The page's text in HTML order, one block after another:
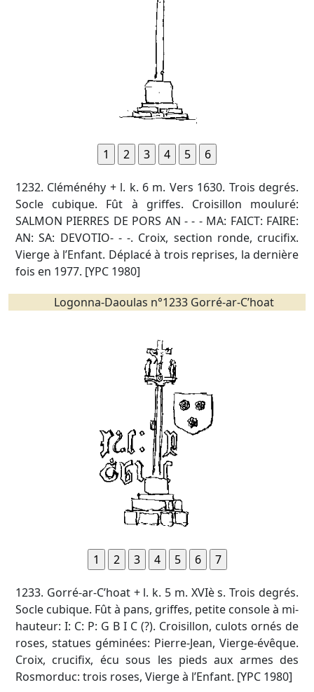
1232. Cléménéhy + l. k. 6 m. Vers 1630. Trois degrés.
Socle cubique. Fût à griffes. Croisillon mouluré:
SALMON PIERRES DE PORS AN - - - MA: FAICT: FAIRE:
AN: SA: DEVOTIO- - -. Croix, section ronde, crucifix.
Vierge à l’Enfant. Déplacé à trois reprises, la dernière
fois en 1977. [YPC 1980]
Logonna-Daoulas n°1233 Gorré-ar-C’hoat
1233. Gorré-ar-C’hoat + l. k. 5 m. XVIè s. Trois degrés.
Socle cubique. Fût à pans, griffes, petite console à mi-
hauteur: I: C: P: G B I C (?). Croisillon, culots ornés de
roses, statues géminées: Pierre-Jean, Vierge-évêque.
Croix, crucifix, écu sous les pieds aux armes des
Rosmorduc: trois roses, Vierge à l’Enfant. [YPC 1980]